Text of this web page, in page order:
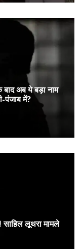
बाद अब ये बड़ा नाम
पंजाब में?
साहिल लूथरा मामले